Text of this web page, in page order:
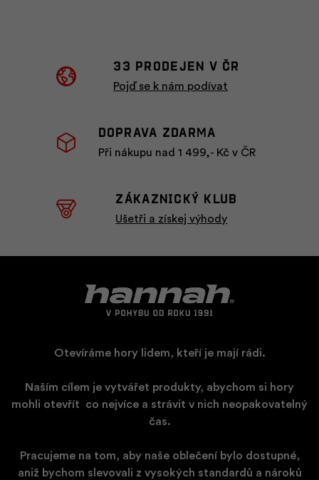
33 prodejen v ČR
Pojď se k nám podívat
Doprava zdarma
Při nákupu nad 1 499,- Kč v ČR
ZÁKAZNICKÝ KLUB
Ušetři a získej výhody
Otevíráme hory lidem, kteří je mají rádi.
Naším cílem je vytvářet produkty, abychom si hory
mohli otevřít
co nejvíce a strávit v nich neopakovatelný
čas.
Pracujeme na tom, aby naše oblečení bylo dostupné,
aniž bychom slevovali z vysokých standardů a nároků